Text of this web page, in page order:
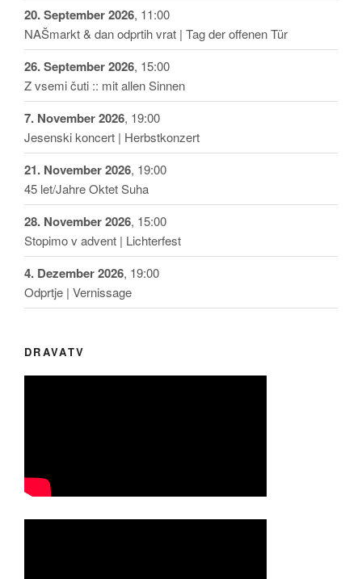
20. September 2026, 11:00
NAŠmarkt & dan odprtih vrat | Tag der offenen Tür
26. September 2026, 15:00
Z vsemi čuti :: mit allen Sinnen
7. November 2026, 19:00
Jesenski koncert | Herbstkonzert
21. November 2026, 19:00
45 let/Jahre Oktet Suha
28. November 2026, 15:00
Stopimo v advent | Lichterfest
4. Dezember 2026, 19:00
Odprtje | Vernissage
DRAVATV